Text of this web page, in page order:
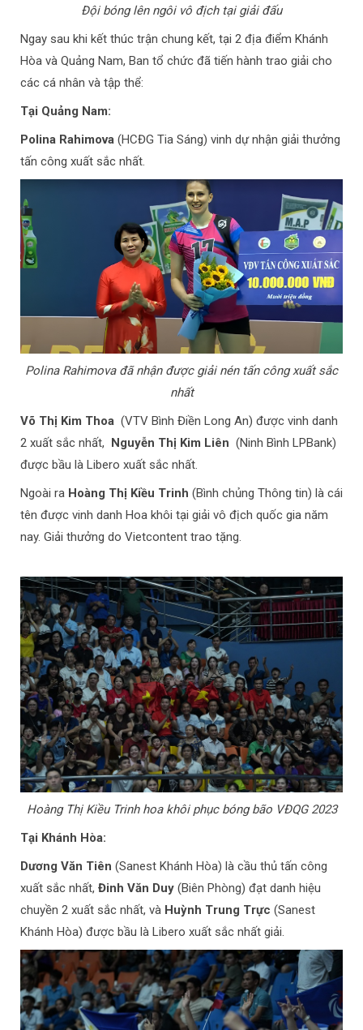
Đội bóng lên ngôi vô địch tại giải đấu
Ngay sau khi kết thúc trận chung kết, tại 2 địa điểm Khánh
Hòa và Quảng Nam, Ban tổ chức đã tiến hành trao giải cho
các cá nhân và tập thể:
Tại Quảng Nam:
Polina Rahimova (HCĐG Tia Sáng) vinh dự nhận giải thưởng
tấn công xuất sắc nhất.
Polina Rahimova đã nhận được giải nén tấn công xuất sắc
nhất
Võ Thị Kim Thoa (VTV Bình Điền Long An) được vinh danh
2 xuất sắc nhất, Nguyễn Thị Kim Liên (Ninh Bình LPBank)
được bầu là Libero xuất sắc nhất.
Ngoài ra Hoàng Thị Kiều Trinh (Bình chủng Thông tin) là cái
tên được vinh danh Hoa khôi tại giải vô địch quốc gia năm
nay. Giải thưởng do Vietcontent trao tặng.
Hoàng Thị Kiều Trinh hoa khôi phục bóng bão VĐQG 2023
Tại Khánh Hòa:
Dương Văn Tiên (Sanest Khánh Hòa) là cầu thủ tấn công
xuất sắc nhất, Đinh Văn Duy (Biên Phòng) đạt danh hiệu
chuyền 2 xuất sắc nhất, và Huỳnh Trung Trực (Sanest
Khánh Hòa) được bầu là Libero xuất sắc nhất giải.